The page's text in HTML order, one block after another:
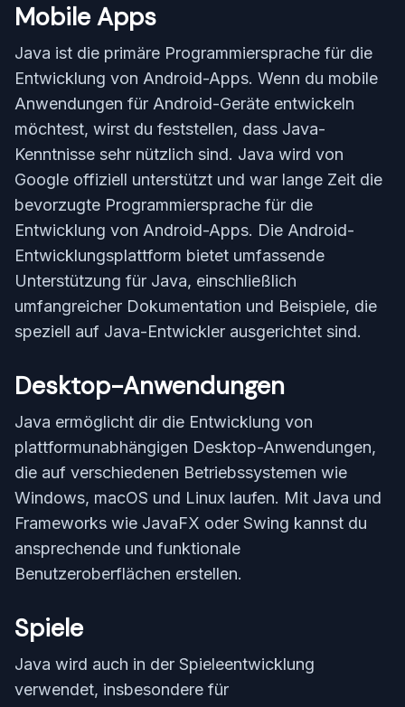
Mobile Apps
Java ist die primäre Programmiersprache für die
Entwicklung von Android-Apps. Wenn du mobile
Anwendungen für Android-Geräte entwickeln
möchtest, wirst du feststellen, dass Java-
Kenntnisse sehr nützlich sind. Java wird von
Google offiziell unterstützt und war lange Zeit die
bevorzugte Programmiersprache für die
Entwicklung von Android-Apps. Die Android-
Entwicklungsplattform bietet umfassende
Unterstützung für Java, einschließlich
umfangreicher Dokumentation und Beispiele, die
speziell auf Java-Entwickler ausgerichtet sind.
Desktop-Anwendungen
Java ermöglicht dir die Entwicklung von
plattformunabhängigen Desktop-Anwendungen,
die auf verschiedenen Betriebssystemen wie
Windows, macOS und Linux laufen. Mit Java und
Frameworks wie JavaFX oder Swing kannst du
ansprechende und funktionale
Benutzeroberflächen erstellen.
Spiele
Java wird auch in der Spieleentwicklung
verwendet, insbesondere für